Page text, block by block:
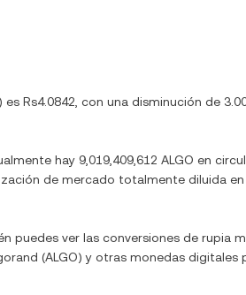
) es Rs4.0842 , con una disminución de
hay 9,019,409,612 ALGO en
de mercado totalmente diluida en
puedes ver las conversiones de rupia
(ALGO) y otras monedas digitales